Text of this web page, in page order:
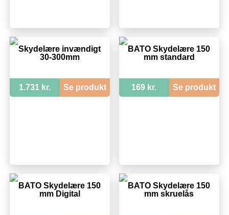
Skydelære invændigt
30-300mm
1.731 kr. Se produkt
BATO Skydelære 150
mm standard
169 kr. Se produkt
BATO Skydelære 150
mm Digital
BATO Skydelære 150
mm skruelås